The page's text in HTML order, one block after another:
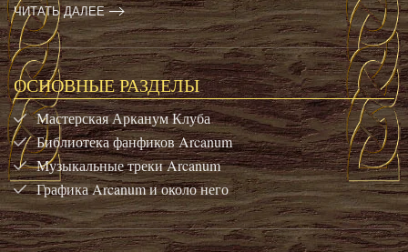
ЧИТАТЬ ДАЛЕЕ
ОСНОВНЫЕ РАЗДЕЛЫ
Мастерская Арканум Клуба
Библиотека фанфиков Arcanum
Музыкальные треки Arcanum
Графика Arcanum и около него